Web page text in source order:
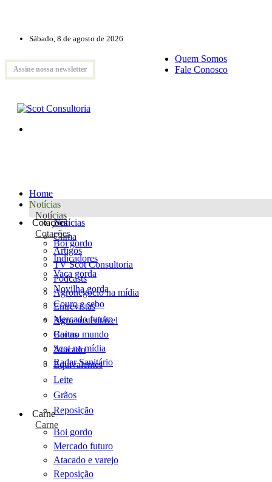
Sábado, 8 de agosto de 2026
Assine nossa newsletter
Quem Somos
Fale Conosco
Home
Notícias
Notícias
Notícias
Clima
Artigos
TV Scot Consultoria
Podcasts
Agronegócio na mídia
Entrevistas
Agro sustentável
Cartas
Scot na mídia
Radar Sanitário
Cotações
Cotações
Boi gordo
Indicadores
Vaca gorda
Novilha gorda
Couro e sebo
Mercado futuro
Boi no mundo
Atacado
Equivalentes
Leite
Grãos
Reposição
Carne
Carne
Boi gordo
Mercado futuro
Atacado e varejo
Reposição